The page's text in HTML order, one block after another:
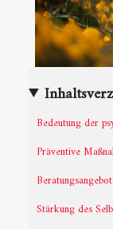
Bedeutung der
Präventive
Stärkung des